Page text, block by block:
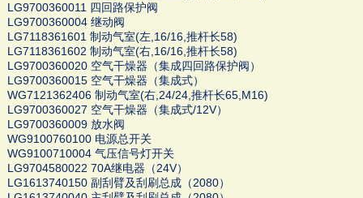
LG9700360011 四回路保护阀
LG9700360004 继动阀
LG7118361601 制动气室(左,16/16,推杆长58)
LG7118361602 制动气室(右,16/16,推杆长58)
LG9700360020 空气干燥器（集成四回路保护阀）
LG9700360015 空气干燥器（集成式）
WG7121362406 制动气室(右,24/24,推杆长65,M16)
LG9700360027 空气干燥器（集成式/12V）
LG9700360009 放水阀
WG9100760100 电源总开关
WG9100710004 气压信号灯开关
LG9704580022 70A继电器（24V）
LG1613740150 副刮臂及刮刷总成（2080）